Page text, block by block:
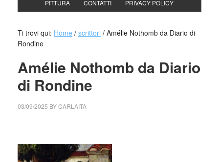
PITTURA CONTATTI PRIVACY POLICY
Ti trovi qui: Home / scrittori /Amélie Nothomb da Diario di
Rondine
Amélie Nothomb da Diario
di Rondine
03/09/2025 BYCARLAITA